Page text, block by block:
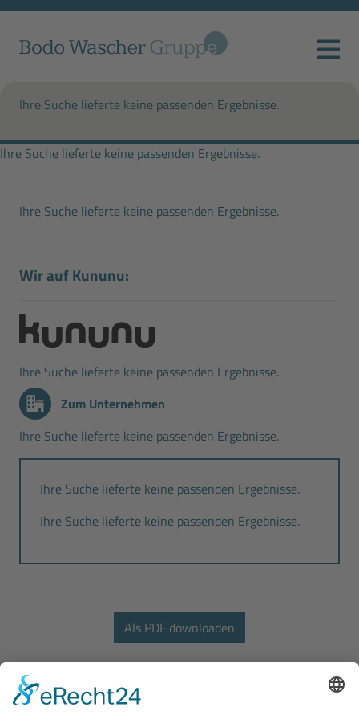
Ihre Suche lieferte keine passenden Ergebnisse.
Ihre Suche lieferte keine passenden Ergebnisse.
Ihre Suche lieferte keine passenden Ergebnisse.
Wir auf Kununu:
Ihre Suche lieferte keine passenden Ergebnisse.
Zum Unternehmen
Ihre Suche lieferte keine passenden Ergebnisse.
Ihre Suche lieferte keine passenden Ergebnisse.
Ihre Suche lieferte keine passenden Ergebnisse.